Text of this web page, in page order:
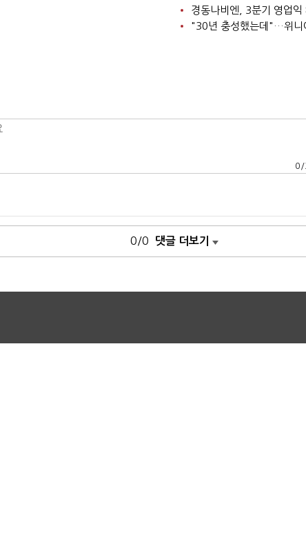
경동나비엔, 3분기 영업
"30년 충성했는데"…위니
0 /
0/0 댓글 더보기